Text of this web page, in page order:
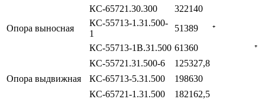
КС-65721.30.300
322140
Опора выносная
КС-55713-1.31.500-
1
51389
⁺
КС-55713-1В.31.500 61360
⁺
КС-55721.31.500-6
125327,8
Опора выдвижная
КС-65713-5.31.500
198630
КС-65721-1.31.500
182162,5